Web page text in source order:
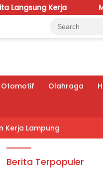
Munir: Jangan
Otomotif Olahraga
Kerja Lampung
Berita Terpopuler